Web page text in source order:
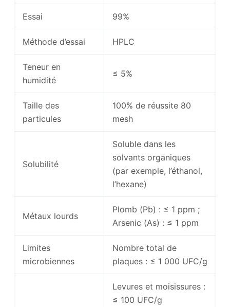
Essai 99%
Méthode d’essai HPLC
Teneur en
humidité
≤ 5%
Taille des
particules
100% de réussite 80
mesh
Solubilité
Soluble dans les
solvants organiques
(par exemple, l’éthanol,
l’hexane)
Métaux lourds
Plomb (Pb) : ≤ 1 ppm ;
Arsenic (As) : ≤ 1 ppm
Limites
microbiennes
Nombre total de
plaques : ≤ 1 000 UFC/g
Levures et moisissures :
≤ 100 UFC/g